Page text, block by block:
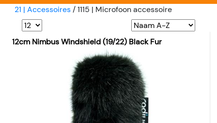
21 | Accessoires /1115 | Microfoon accessoire
12cm Nimbus Windshield (19/22) Black Fur